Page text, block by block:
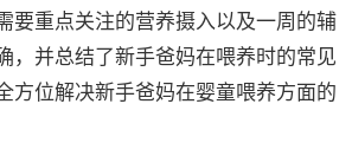
要重点关注的营养摄入以及一周的辅
，并总结了新手爸妈在喂养时的常见
方位解决新手爸妈在婴童喂养方面的